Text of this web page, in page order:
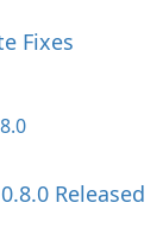
Fixes
Released